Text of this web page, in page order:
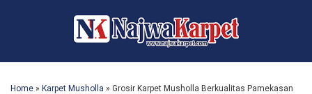
Home » Karpet Musholla » Grosir Karpet Musholla Berkualitas Pamekasan